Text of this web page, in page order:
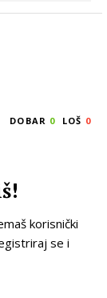
DOBAR 0 LOŠ 0
korisnički
se i